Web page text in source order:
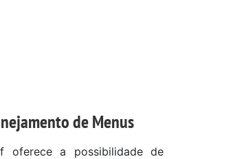
de Menus
oferece a possibilidade de